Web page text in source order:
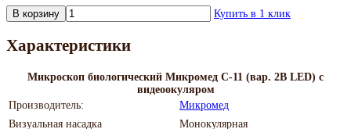
В корзину Купить в 1 клик
Характеристики
Микроскоп биологический Микромед С-11 (вар. 2B LED) с
видеоокуляром
Производитель:
Микромед
Визуальная насадка
Монокулярная